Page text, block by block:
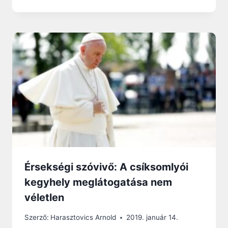
Érsekségi szóvivő: A csíksomlyói
kegyhely meglátogatása nem
véletlen
Szerző: Harasztovics Arnold 2019. január 14.